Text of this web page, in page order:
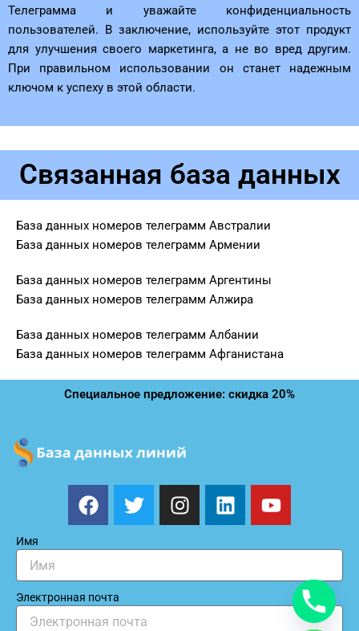
Телеграмма и уважайте конфиденциальность
пользователей. В заключение, используйте этот продукт
для улучшения своего маркетинга, а не во вред другим.
При правильном использовании он станет надежным
ключом к успеху в этой области.
Связанная база данных
База данных номеров телеграмм Австралии
База данных номеров телеграмм Армении
База данных номеров телеграмм Аргентины
База данных номеров телеграмм Алжира
База данных номеров телеграмм Албании
База данных номеров телеграмм Афганистана
Специальное предложение: скидка 20%
F
a
e
b
o
o
T
w
t
t
r
I
n
t
a
r
L
i
k
e
i
Y
o
t
u
e
Имя
Электронная почта